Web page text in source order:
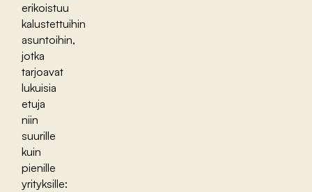
erikoistuu
kalustettuihin
asuntoihin,
jotka
tarjoavat
lukuisia
etuja
niin
suurille
kuin
pienille
yrityksille: